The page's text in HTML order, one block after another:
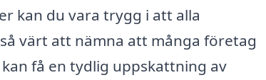
kan du vara trygg i att alla
värt att nämna att många företag
få en tydlig uppskattning av